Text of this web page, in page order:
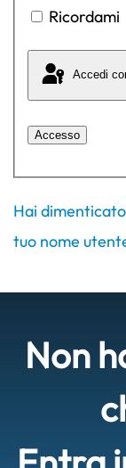
Ricordami
Accedi
Accesso
Hai
tuo nome
Non